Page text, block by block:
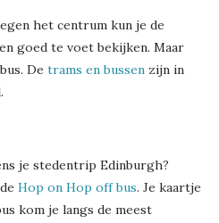
het centrum kun je de
goed te voet bekijken. Maar
De trams en bussen zijn in
je stedentrip Edinburgh?
Hop on Hop off bus. Je kaartje
kom je langs de meest